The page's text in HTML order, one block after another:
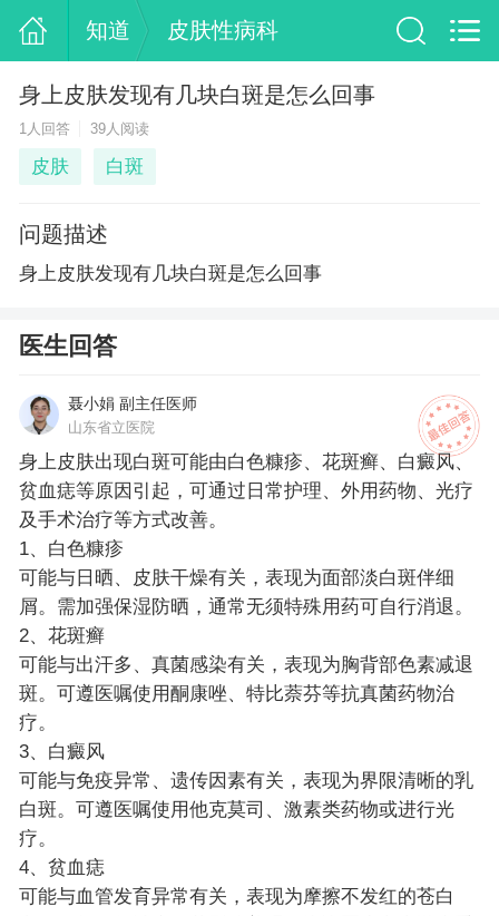
知道 皮肤性病科
身上皮肤发现有几块白斑是怎么回事
1人回答 39人阅读
皮肤 白斑
问题描述
身上皮肤发现有几块白斑是怎么回事
医生回答
聂小娟 副主任医师
山东省立医院
身上皮肤出现白斑可能由白色糠疹、花斑癣、白癜风、
贫血痣等原因引起，可通过日常护理、外用药物、光疗
及手术治疗等方式改善。
1、白色糠疹
可能与日晒、皮肤干燥有关，表现为面部淡白斑伴细
屑。需加强保湿防晒，通常无须特殊用药可自行消退。
2、花斑癣
可能与出汗多、真菌感染有关，表现为胸背部色素减退
斑。可遵医嘱使用酮康唑、特比萘芬等抗真菌药物治
疗。
3、白癜风
可能与免疫异常、遗传因素有关，表现为界限清晰的乳
白斑。可遵医嘱使用他克莫司、激素类药物或进行光
疗。
4、贫血痣
可能与血管发育异常有关，表现为摩擦不发红的苍白